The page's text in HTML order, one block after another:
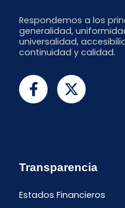
Respondemos a los
generalidad,
universalidad,
continuidad y calidad.
Transparencia
Estados Financieros